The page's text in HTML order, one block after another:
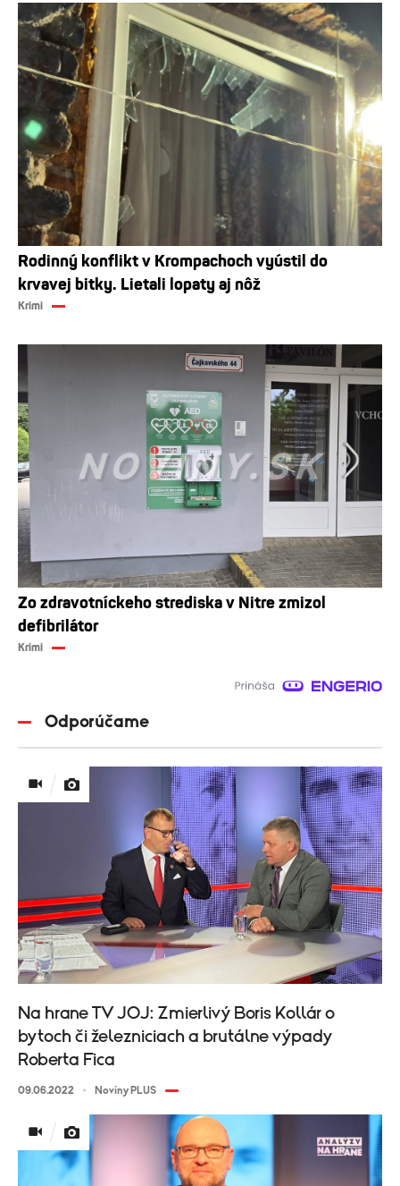
Rodinný konflikt v Krompachoch vyústil do
krvavej bitky. Lietali lopaty aj nôž
Krimi
Zo zdravotníckeho strediska v Nitre zmizol
defibrilátor
Krimi
Odporúčame
Na hrane TV JOJ: Zmierlivý Boris Kollár o
bytoch či železniciach a brutálne výpady
Roberta Fica
09.06.2022 Noviny PLUS